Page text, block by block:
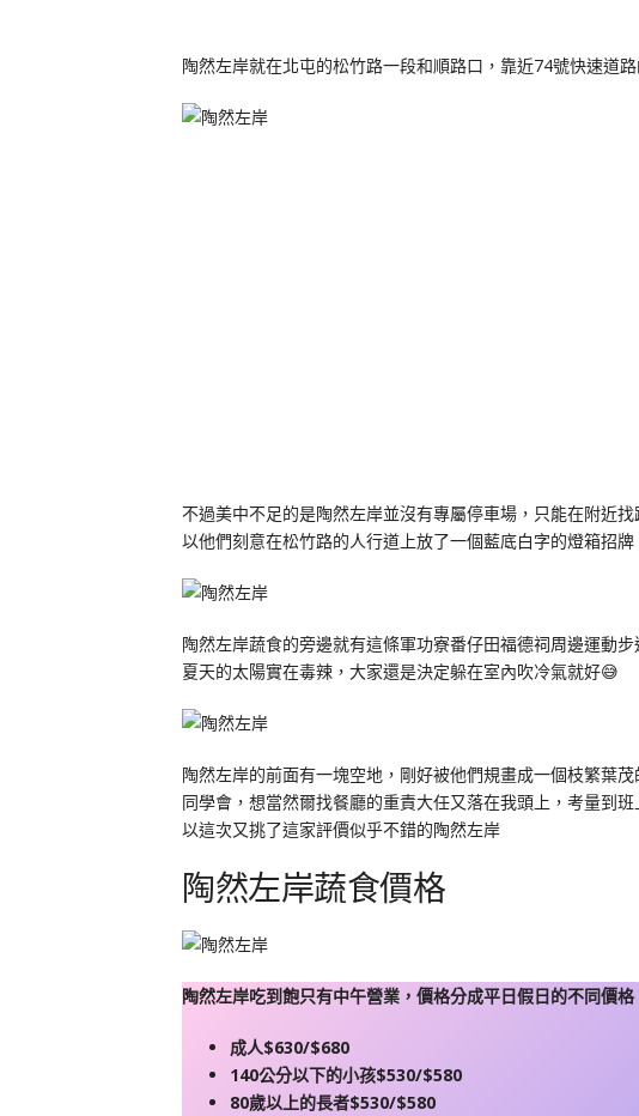
陶然左岸就在北屯的松竹路一段和順路口，靠近74號快速道
不過美中不足的是陶然左岸並沒有專屬停車場，只能在附近
以他們刻意在松竹路的人行道上放了一個藍底白字的燈箱招牌
陶然左岸蔬食的旁邊就有這條軍功寮番仔田福德祠周邊運動
夏天的太陽實在毒辣，大家還是決定躲在室內吹冷氣就好😅
陶然左岸的前面有一塊空地，剛好被他們規畫成一個枝繁葉
同學會，想當然爾找餐廳的重責大任又落在我頭上，考量到
以這次又挑了這家評價似乎不錯的陶然左岸
陶然左岸蔬食價格
陶然左岸吃到飽只有中午營業，價格分成平日假日的不同價格
成人$630/$680
140公分以下的小孩$530/$580
80歲以上的長者$530/$580